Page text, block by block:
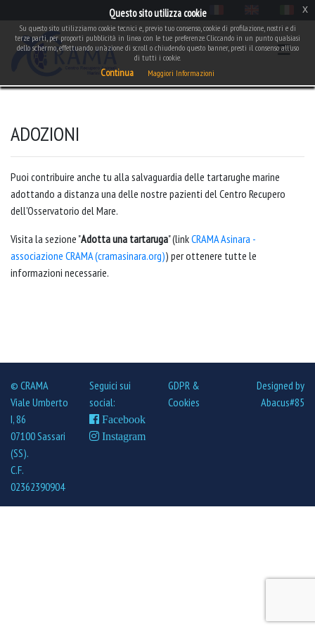
ADOZIONI
Puoi contribuire anche tu alla salvaguardia delle tartarughe marine
adottando a distanza una delle nostre pazienti del Centro Recupero
dell'Osservatorio del Mare.
Visita la sezione "Adotta una tartaruga" (linkCRAMA Asinara -
associazione CRAMA (cramasinara.org)) per ottenere tutte le
informazioni necessarie.
© CRAMA
Viale Umberto
I, 86
07100 Sassari
(SS).
C.F.
02362390904
Seguici sui
social:
Facebook
Instagram
GDPR &
Cookies
Designed by
Abacus#85
Questo sito utilizza cookie
Su questo sito utilizziamo cookie tecnici e, previo tuo consenso, cookie di profilazione, nostri e di
terze parti, per proporti pubblicità in linea con le tue preferenze. Cliccando in un punto qualsiasi
dello schermo, effettuando un'azione di scroll o chiudendo questo banner, presti il consenso all'uso
di tutti i cookie.
Continua Maggiori Informazioni
x